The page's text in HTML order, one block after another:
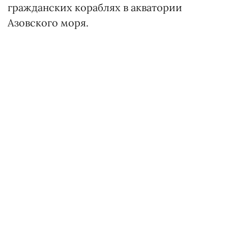
гражданских кораблях в акватории
Азовского моря.